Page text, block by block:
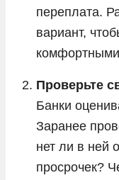
переплата.
вариант,
Проверьте
Банки
Заранее
нет ли в ней
просрочек?